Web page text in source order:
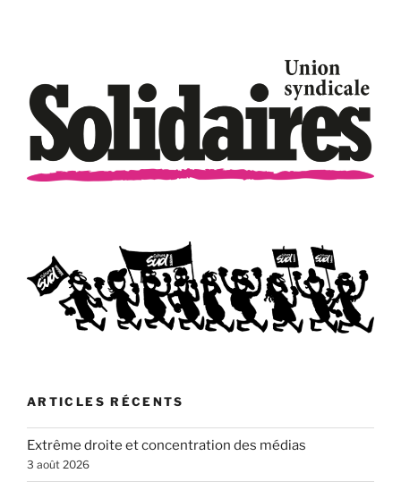
ARTICLES RÉCENTS
Extrême droite et concentration des médias
3 août 2026